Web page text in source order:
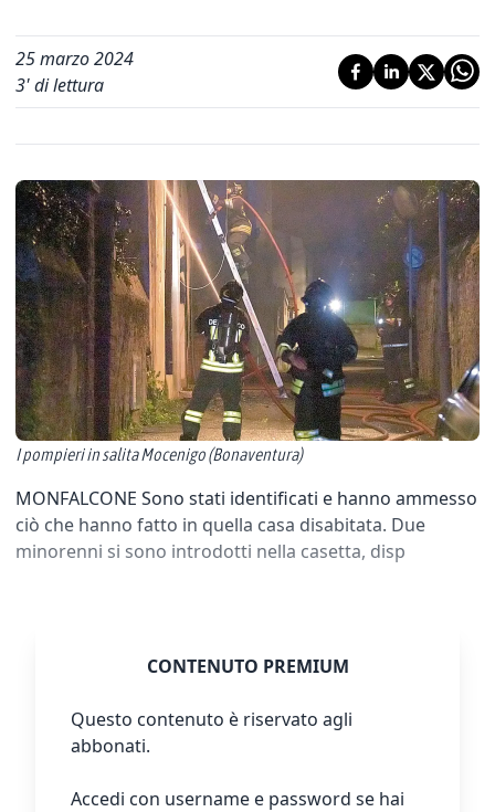
25 marzo 2024
3' di lettura
I pompieri in salita Mocenigo (Bonaventura)
MONFALCONE Sono stati identificati e hanno ammesso
ciò che hanno fatto in quella casa disabitata. Due
minorenni si sono introdotti nella casetta, disp
CONTENUTO PREMIUM
Questo contenuto è riservato agli
abbonati.
Accedi con username e password se hai